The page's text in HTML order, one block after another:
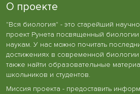
О проекте
"Вся биология" - это старейший
проект Рунета посвященный
наукам. У нас можно почитать
достижениях в современной
также найти образовательные
школьников и студентов.
Миссия проекта - предоставить